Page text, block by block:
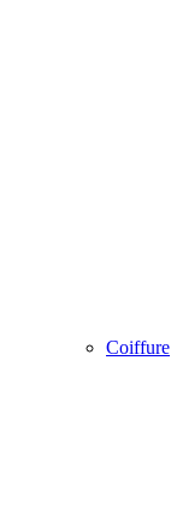
Coiffure